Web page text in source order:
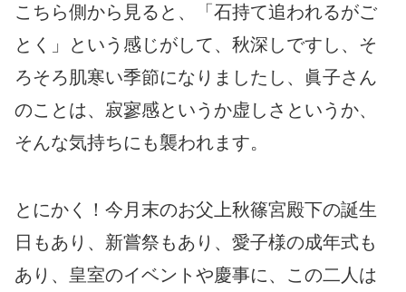
こちら側から見ると、「石持て追われるがご
とく」という感じがして、秋深しですし、そ
ろそろ肌寒い季節になりましたし、眞子さん
のことは、寂寥感というか虚しさというか、
そんな気持ちにも襲われます。
とにかく！今月末のお父上秋篠宮殿下の誕生
日もあり、新嘗祭もあり、愛子様の成年式も
あり、皇室のイベントや慶事に、この二人は